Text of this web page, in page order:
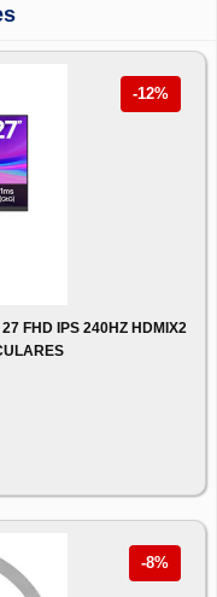
-12%
FHD IPS 240HZ HDMIX2
-8%